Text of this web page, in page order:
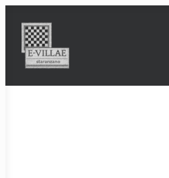
la villa romana di Staranzano